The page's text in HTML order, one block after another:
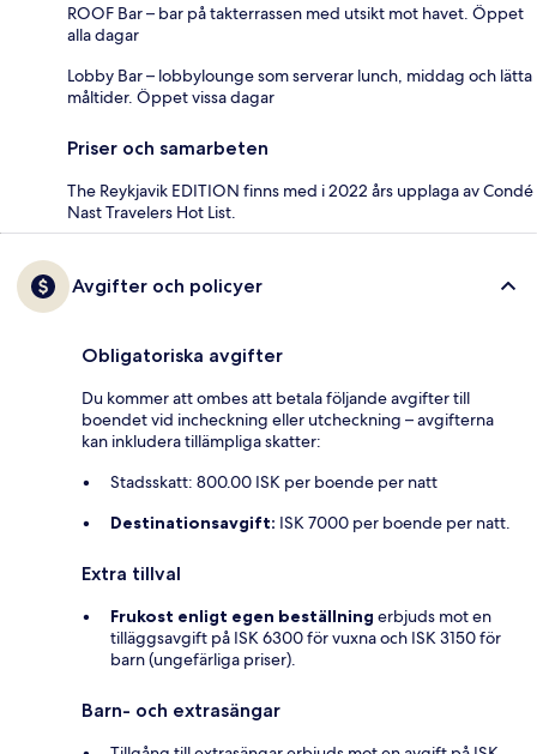
ROOF Bar – bar på takterrassen med utsikt mot havet. Öppet
alla dagar
Lobby Bar – lobbylounge som serverar lunch, middag och lätta
måltider. Öppet vissa dagar
Priser och samarbeten
The Reykjavik EDITION finns med i 2022 års upplaga av Condé
Nast Travelers Hot List.
Avgifter och policyer
Obligatoriska avgifter
Du kommer att ombes att betala följande avgifter till
boendet vid incheckning eller utcheckning – avgifterna
kan inkludera tillämpliga skatter:
Stadsskatt: 800.00 ISK per boende per natt
Destinationsavgift: ISK 7000 per boende per natt.
Extra tillval
Frukost enligt egen beställning erbjuds mot en
tilläggsavgift på ISK 6300 för vuxna och ISK 3150 för
barn (ungefärliga priser).
Barn- och extrasängar